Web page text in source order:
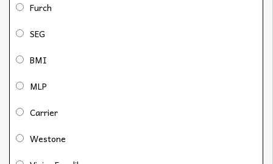
Furch
SEG
BMI
MLP
Carrier
Westone